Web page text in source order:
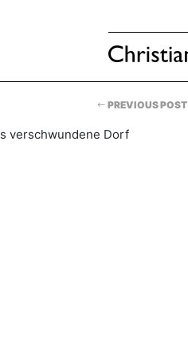
PREVIOUS POST
verschwundene Dorf